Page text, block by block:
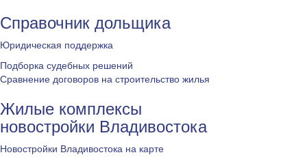
Справочник дольщика
Юридическая поддержка
Подборка судебных решений
Сравнение договоров на строительство жилья
Жилые комплексы
новостройки Владивостока
Новостройки Владивостока на карте